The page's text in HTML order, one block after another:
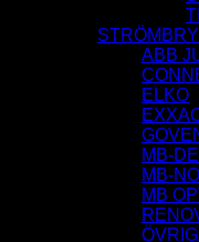
ABB
ELKO
MB-
MB-
MB